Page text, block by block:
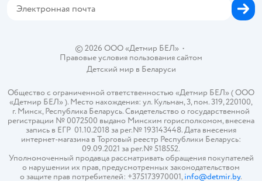
© 2026 ООО «Детмир БЕЛ»•
Правовые условия пользования сайтом
Детский мир в Беларуси
Общество с ограниченной ответственностью «Детмир БЕЛ» ( ООО
«Детмир БЕЛ» ). Место нахождения: ул. Кульман, 3, пом. 319, 220100,
г. Минск, Республика Беларусь. Свидетельство о государственной
регистрации № 0072500 выдано Минским горисполкомом, внесена
запись в ЕГР 01.10.2018 за рег.№ 193143448. Дата внесения
интернет-магазина в Торговый реестр Республики Беларусь:
09.09.2021 за рег.№ 518552.
Уполномоченный продавца рассматривать обращения покупателей
о нарушении их прав, предусмотренных законодательством
о защите прав потребителей: +375173970001,info@detmir.by.